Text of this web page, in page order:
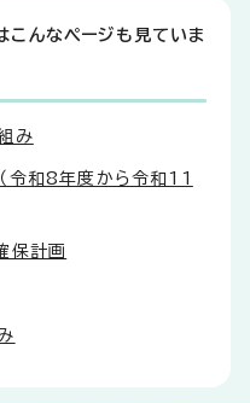
こんなページも見ていま
み
令和8年度から令和11
保計画